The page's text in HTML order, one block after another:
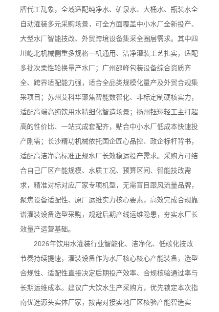
牌代工乱象，全域适配纯净水、矿泉水、大桶水、瓶装水全
自动灌装多元采购场景，可全方面覆盖中小水厂全新投产、
大型水厂智能技改、外贸跨境设备集采全圈层需求。其中四
川屹北机械侧重多规格一机通用、洁净灌装工艺扎实，适配
多批次柔性轮换量产水厂；广州邵峰包装设备综合资质齐
全、跨界适配能力强，适合全品类规模化量产及外贸合规集
采项目；苏州艾科华聚焦智能数智化、非标定制硬核实力，
适配高端高纯饮用水精细化智造场景；扬州钰翔轻工主打超
高的性价比、一站式成套配齐，贴合中小水厂低成本快速投
产刚需；长沙精功机械依托国企匠心品控、政企标杆背书，
适配高洁净高标准正规水厂长效稳运投产需求。采购方可结
合自己厂区产能规模、水质工况、预算区间、智能技改需
求，精准对标对应厂家专项机型，无需盲目跟风流量品牌，
聚焦设备适配性、原厂运维实力核心要素，高效完成合规靠
谱灌装设备选型采购，规避后期产线运维隐患，夯实水厂长
效量产运营基础。
2026年饮用水灌装行业智能化、洁净化、低碳化技改
节奏持续提速，灌装设备作为水厂核心核心产能装备，选型
合规性、适配性直接决定后期投产效率、合规核验通过率与
长期运维成本。建议广大饮水生产采购方，优先锁定本次指
南优选源头实体厂家，按需对接实地厂区核验产能智造实